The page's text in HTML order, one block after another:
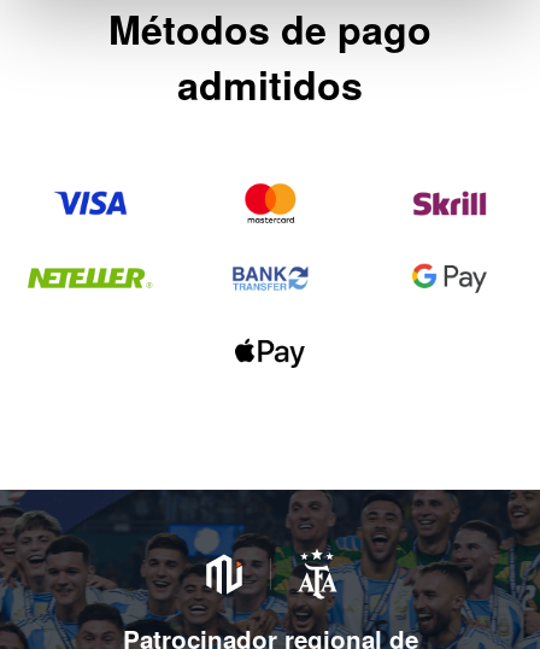
Métodos de pago
admitidos
Patrocinador regional de